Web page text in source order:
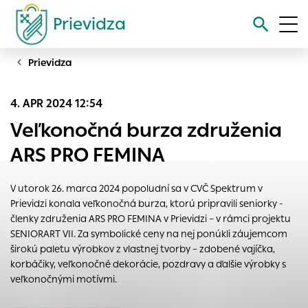
Prievidza
Vyhľadávanie
Prievidza
4. APR 2024 12:54
Veľkonočná burza združenia
ARS PRO FEMINA
V utorok 26. marca 2024 popoludní sa v CVČ Spektrum v
Prievidzi konala veľkonočná burza, ktorú pripravili seniorky -
členky združenia ARS PRO FEMINA v Prievidzi – v rámci projektu
SENIORART VII. Za symbolické ceny na nej ponúkli záujemcom
širokú paletu výrobkov z vlastnej tvorby – zdobené vajíčka,
korbáčiky, veľkonočné dekorácie, pozdravy a ďalšie výrobky s
veľkonočnými motívmi.
Nastavenie cookies
Cookies sú malé súbory, do ktorých webové stránky môžu
ukladať informácie o vašej aktivite a preferenciách.
zapamätoval Vaše prihlásenie alebo aby sa uložila Vaša
voľba v tomto okne.
Vyberte úroveň cookies, ktorú chcete povoliť
Technické cookies
Technické súbory cookie sú pre prevádzku nevyhnutné a
pomáhajú urobiť webové stránky uplatniteľnými tým, že